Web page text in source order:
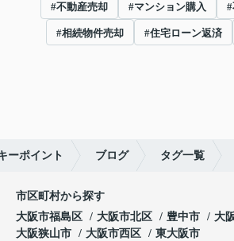
#不動産売却 #マンション購入
#相続物件売却 #住宅ローン返済
ーポイント ブログ タグ一覧
市区町村から探す
大阪市福島区
大阪市北区 豊中市
大
大阪狭山市
大阪市西区 東大阪市